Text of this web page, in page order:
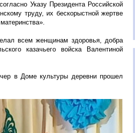
Указу Президента Российской
труду, их бескорыстной жертве
всем женщинам здоровья, добра
казачьего войска Валентиной
в Доме культуры деревни прошел